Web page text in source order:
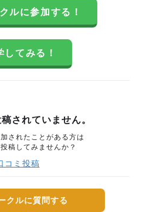
ルに参加する！
してみる！
されていません。
されたことがある方は
稿してみませんか？
コミ投稿
クルに質問する